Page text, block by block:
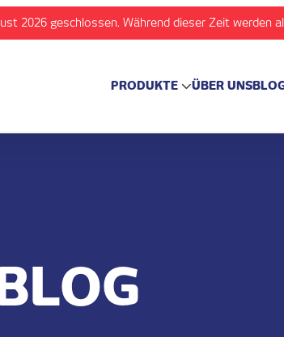
2026 geschlossen. Während dieser Zeit werden
PRODUKTE ÜBER UNS